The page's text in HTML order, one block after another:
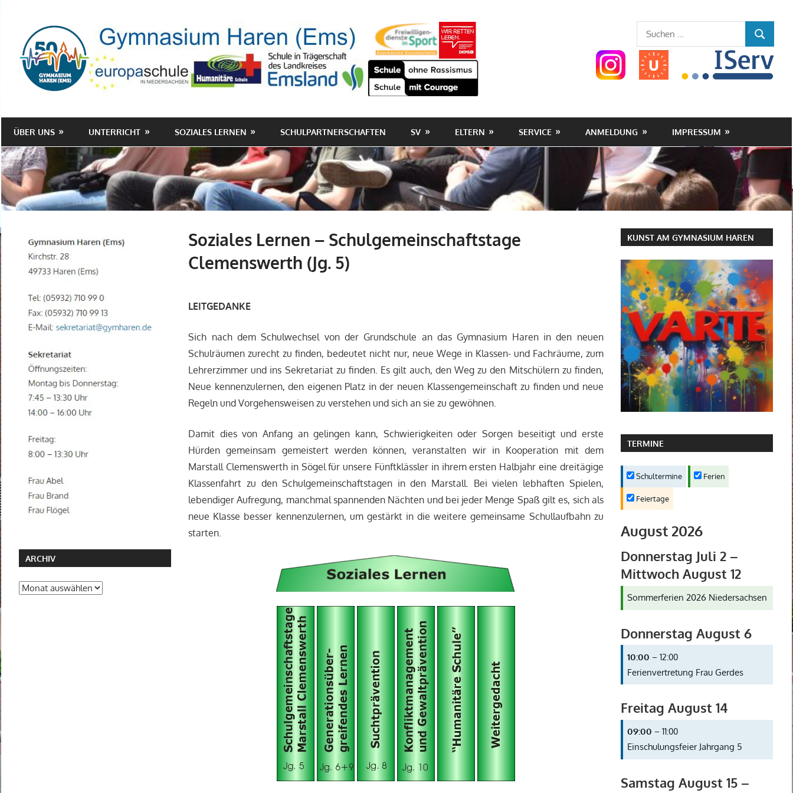
springen
Gymnasium
Haren
(Ems)
Suchen
nach:
SUCHEN
ÜBER UNS UNTERRICHT SOZIALES LERNEN SCHULPARTNERSCHAFTEN SV ELTERN SERVICE ANMELDUNG IMPRESSUM
Soziales Lernen – Schulgemeinschaftstage
Clemenswerth (Jg. 5)
LEITGEDANKE
Sich nach dem Schulwechsel von der Grundschule an das Gymnasium Haren in den neuen
Schulräumen zurecht zu finden, bedeutet nicht nur, neue Wege in Klassen- und Fachräume, zum
Lehrerzimmer und ins Sekretariat zu finden. Es gilt auch, den Weg zu den Mitschülern zu finden,
Neue kennenzulernen, den eigenen Platz in der neuen Klassengemeinschaft zu finden und neue
Regeln und Vorgehensweisen zu verstehen und sich an sie zu gewöhnen.
Damit dies von Anfang an gelingen kann, Schwierigkeiten oder Sorgen beseitigt und erste
Hürden gemeinsam gemeistert werden können, veranstalten wir in Kooperation mit dem
Marstall Clemenswerth in Sögel für unsere Fünftklässler in ihrem ersten Halbjahr eine dreitägige
Klassenfahrt zu den Schulgemeinschaftstagen in den Marstall. Bei vielen lebhaften Spielen,
lebendiger Aufregung, manchmal spannenden Nächten und bei jeder Menge Spaß gilt es, sich als
neue Klasse besser kennenzulernen, um gestärkt in die weitere gemeinsame Schullaufbahn zu
starten.
ARCHIV
Archiv
KUNST AM GYMNASIUM HAREN
TERMINE
Schultermine Ferien
Feiertage
August 2026
Donnerstag Juli 2–
Mittwoch August 12
Sommerferien 2026 Niedersachsen
Donnerstag August 6
10:00 – 12:00
Ferienvertretung Frau Gerdes
Freitag August 14
09:00 – 11:00
Einschulungsfeier Jahrgang 5
Samstag August 15–